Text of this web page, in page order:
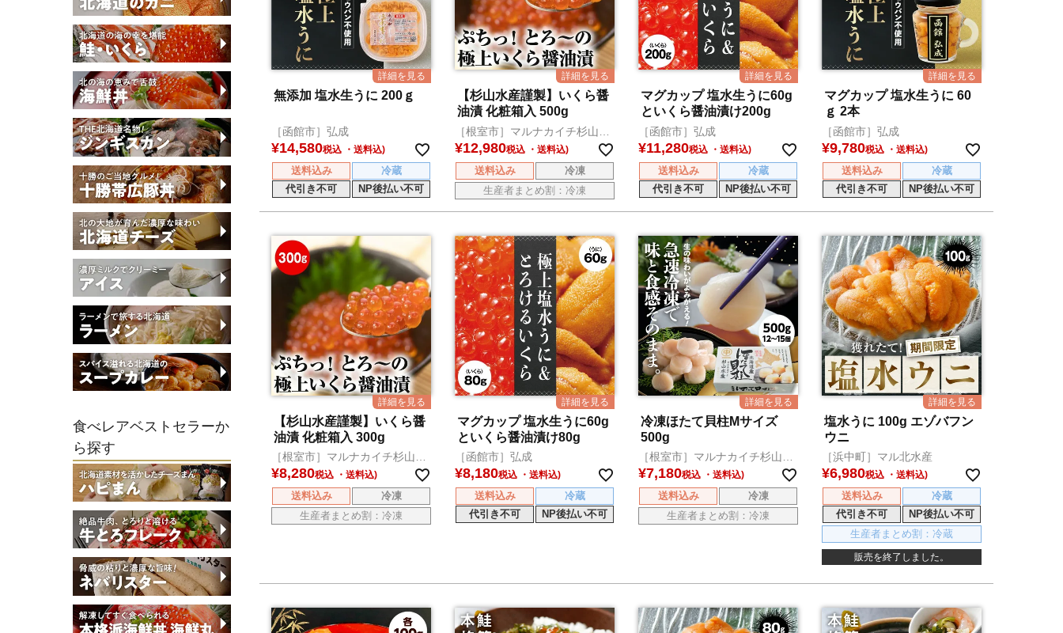
食べレアベストセラーか
ら探す
無添加 塩水生うに 200ｇ
［函館市］弘成
¥14,580税込
送料込み
冷蔵
代引き不可
NP後払い不可
【杉山水産謹製】いくら醤
油漬 化粧箱入 500g
［根室市］マルナカイチ杉山水
産
¥12,980税込
送料込み
冷凍
生産者まとめ割：冷凍
マグカップ 塩水生うに60g
といくら醤油漬け200g
［函館市］弘成
¥11,280税込
送料込み
冷蔵
代引き不可
NP後払い不可
マグカップ 塩水生うに 60
ｇ 2本
［函館市］弘成
¥9,780税込
送料込み
冷蔵
代引き不可
NP後払い不可
【杉山水産謹製】いくら醤
油漬 化粧箱入 300g
［根室市］マルナカイチ杉山水
産
¥8,280税込
送料込み
冷凍
生産者まとめ割：冷凍
マグカップ 塩水生うに60g
といくら醤油漬け80g
［函館市］弘成
¥8,180税込
送料込み
冷蔵
代引き不可
NP後払い不可
冷凍ほたて貝柱Mサイズ
500g
［根室市］マルナカイチ杉山水
産
¥7,180税込
送料込み
冷凍
生産者まとめ割：冷凍
塩水うに 100g エゾバフン
ウニ
［浜中町］マル北水産
¥6,980税込
送料込み
冷蔵
代引き不可
NP後払い不可
生産者まとめ割：冷蔵
販売を終了しました。